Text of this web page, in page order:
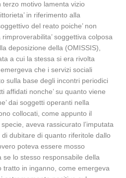
motivo lamenta vizio
in riferimento alla
del reato poiche’ non
soggettiva colposa
deposizione della (OMISSIS),
a cui la stessa si era rivolta
che i servizi sociali
sulla base degli incontri periodici
affidati nonche’ su quanto viene
dai soggetti operanti nella
collocati, come appunto il
aveva rassicurato l’imputata
dubitare di quanto riferitole dallo
poteva essere mosso
se lo stesso responsabile della
tratto in inganno, come emergeva